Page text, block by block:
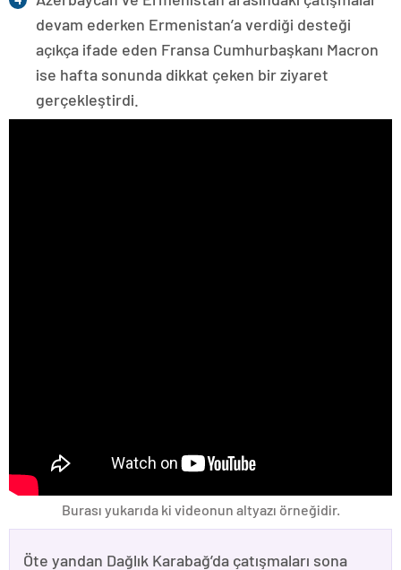
devam ederken Ermenistan’a verdiği desteği
açıkça ifade eden Fransa Cumhurbaşkanı Macron
ise hafta sonunda dikkat çeken bir ziyaret
gerçekleştirdi.
Burası yukarıda ki videonun altyazı örneğidir.
Öte yandan Dağlık Karabağ’da çatışmaları sona